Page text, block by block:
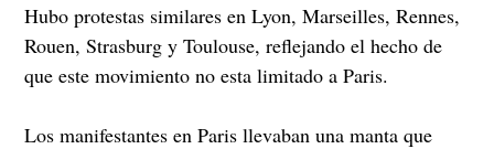
Hubo protestas similares en Lyon, Marseilles, Rennes,
Rouen, Strasburg y Toulouse, reflejando el hecho de
que este movimiento no esta limitado a Paris.
Los manifestantes en Paris llevaban una manta que